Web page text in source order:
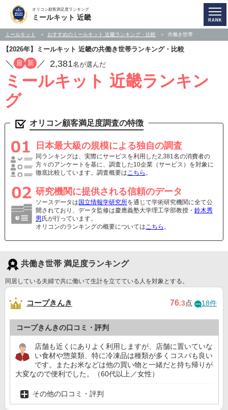
オリコン顧客満足度ランキング
ミールキット 近畿
ミールキット おすすめのミールキット 近畿ランキング・比較 共働き世帯
【2026年】ミールキット 近畿の共働き世帯ランキング・比較
／ 最 新 ／ 2,381名が選んだ
ミールキット 近畿ランキン
グ
オリコン顧客満足度調査の特徴
日本最大級の規模による独自の調査
同ランキングは、実際にサービスを利用した2,381名の消費者の
方々のアンケートを基に、調査した10企業（サービス）を対象に
徹底比較しています。調査概要はこちら 。
研究機関に提供される信頼のデータ
ソースデータは 国立情報学研究所を通じて学術研究機関に全て公
開されており、データ監修は慶應義塾大学理工学部教授・ 鈴木秀
男 氏が行っています。
オリコンのランキングの概要についてはこちら 。
共働き世帯 満足度ランキング
同居している夫婦で共に働いて生計を立てている人を対象とする。
コープきんき 76.3点 18件
コープきんきの口コミ・評判
店舗も近くにありよく利用しますが、店舗に置いていな
い食材や惣菜類、特に冷凍品は種類が多くコスパも良い
です。またお米などは他の買い物と一緒だと持ち帰りが
大変なので便利でした。（60代以上／女性）
その他の口コミ・評判